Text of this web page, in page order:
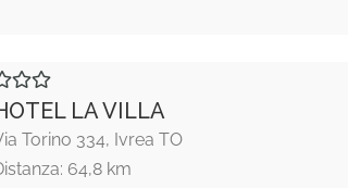
LA VILLA
Torino 334, Ivrea TO
64,8 km